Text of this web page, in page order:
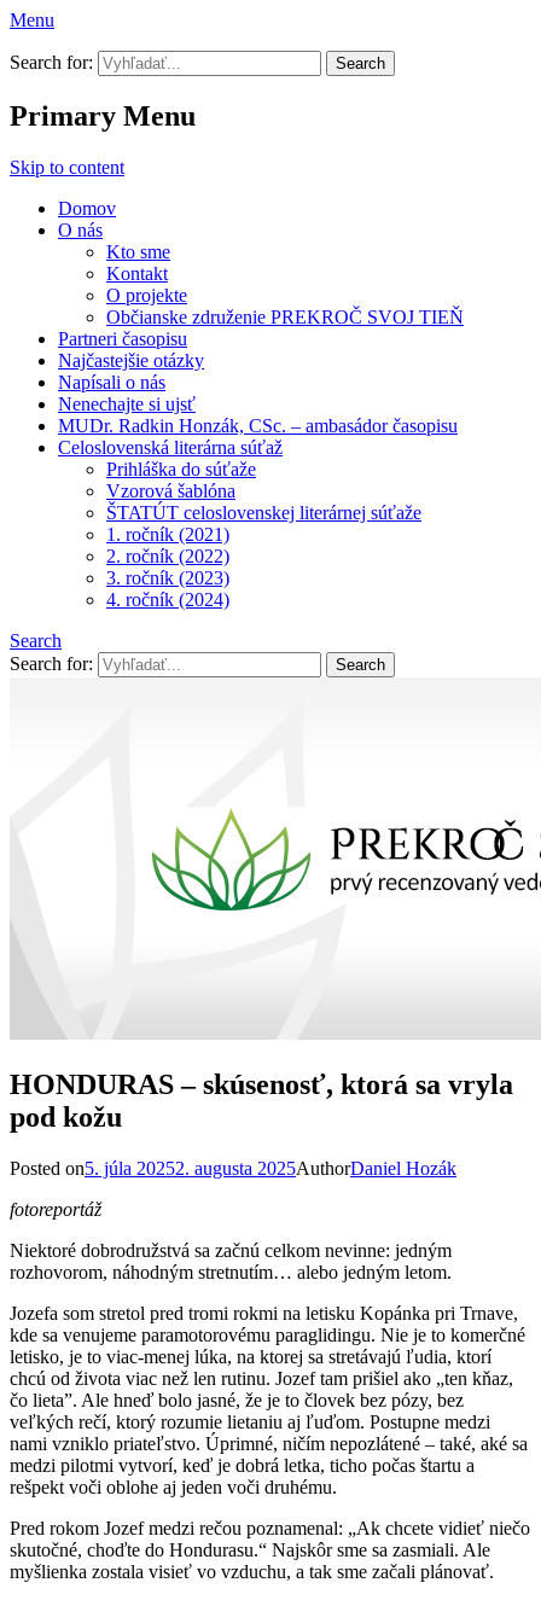
Menu
Prekroč svoj tieň
Search for:
Primary Menu
Skip to content
Domov
O nás
Kto sme
Kontakt
O projekte
Občianske združenie PREKROČ SVOJ TIEŇ
Partneri časopisu
Najčastejšie otázky
Napísali o nás
Nenechajte si ujsť
MUDr. Radkin Honzák, CSc. – ambasádor časopisu
Celoslovenská literárna súťaž
Prihláška do súťaže
Vzorová šablóna
ŠTATÚT celoslovenskej literárnej súťaže
1. ročník (2021)
2. ročník (2022)
3. ročník (2023)
4. ročník (2024)
Search
Search for:
HONDURAS – skúsenosť, ktorá sa vryla
pod kožu
Posted on5. júla 20252. augusta 2025AuthorDaniel Hozák
fotoreportáž
Niektoré dobrodružstvá sa začnú celkom nevinne: jedným
rozhovorom, náhodným stretnutím… alebo jedným letom.
Jozefa som stretol pred tromi rokmi na letisku Kopánka pri Trnave,
kde sa venujeme paramotorovému paraglidingu. Nie je to komerčné
letisko, je to viac-menej lúka, na ktorej sa stretávajú ľudia, ktorí
chcú od života viac než len rutinu. Jozef tam prišiel ako „ten kňaz,
čo lieta”. Ale hneď bolo jasné, že je to človek bez pózy, bez
veľkých rečí, ktorý rozumie lietaniu aj ľuďom. Postupne medzi
nami vzniklo priateľstvo. Úprimné, ničím nepozlátené – také, aké sa
medzi pilotmi vytvorí, keď je dobrá letka, ticho počas štartu a
rešpekt voči oblohe aj jeden voči druhému.
Pred rokom Jozef medzi rečou poznamenal: „Ak chcete vidieť niečo
skutočné, choďte do Hondurasu.“ Najskôr sme sa zasmiali. Ale
myšlienka zostala visieť vo vzduchu, a tak sme začali plánovať.